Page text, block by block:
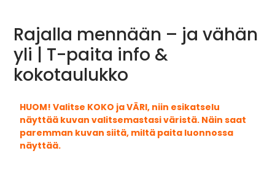
Rajalla mennään – ja vähän
yli | T-paita info &
kokotaulukko
HUOM! Valitse KOKO ja VÄRI, niin esikatselu
näyttää kuvan valitsemastasi väristä. Näin saat
paremman kuvan siitä, miltä paita luonnossa
näyttää.